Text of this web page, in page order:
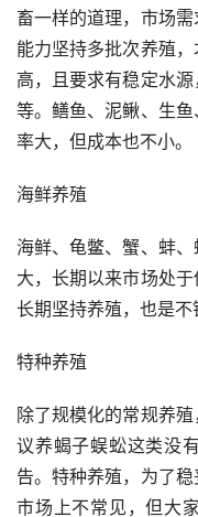
畜一样的道理，市场
能力坚持多批次养殖
高，且要求有稳定水
等。鳝鱼、泥鳅、生
率大，但成本也不小。
海鲜养殖
海鲜、龟鳖、蟹、蚌
大，长期以来市场处
长期坚持养殖，也是不
特种养殖
除了规模化的常规养
议养蝎子蜈蚣这类没
告。特种养殖，为了稳
市场上不常见，但大